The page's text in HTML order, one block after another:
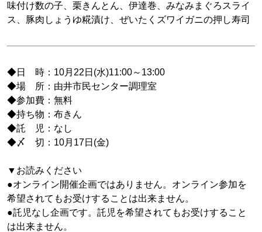
味付け数の子、栗きんとん、伊達巻、みなみまぐろスライ
ス、豚肉しょうゆ糀漬け、ぜいたくズワイガニの押し寿司
◆日 時：10月22日(水)11:00～13:00
◆場 所：由井市民センター調理室
◆参加費：無料
◆持ち物：布きん
◆託 児：なし
◆〆 切：10月17日(金)
▼お読みください
●オンライン開催企画ではありません。オンライン参加を
希望されてもお受けすることは出来ません。
●託児なし企画です。託児を希望されてもお受けすること
は出来ません。